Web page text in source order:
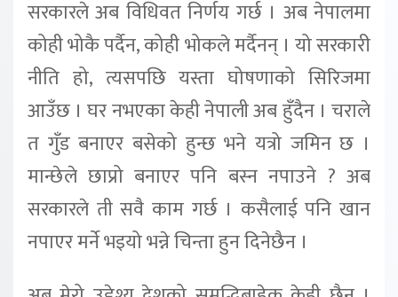
सरकारले अब विधिवत निर्णय गर्छ । अब नेपालमा
कोही भोकै पर्दैन, कोही भोकले मर्दैनन् । यो सरकारी
नीति हो, त्यसपछि यस्ता घोषणाको सिरिजमा
आउँछ । घर नभएका केही नेपाली अब हुँदैन । चराले
त गुँड बनाएर बसेको हुन्छ भने यत्रो जमिन छ ।
मान्छेले छाप्रो बनाएर पनि बस्न नपाउने ? अब
सरकारले ती सवै काम गर्छ । कसैलाई पनि खान
नपाएर मर्ने भइयो भन्ने चिन्ता हुन दिनेछैन ।